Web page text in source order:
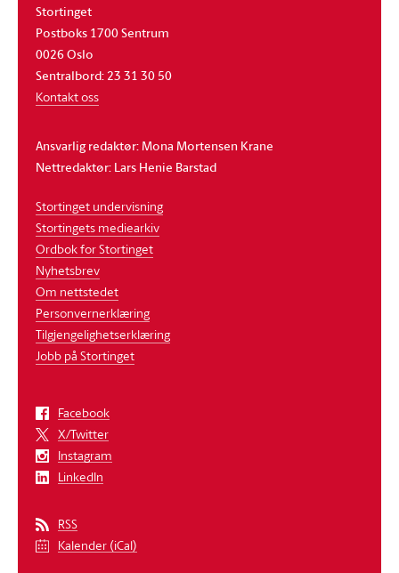
Stortinget
Postboks 1700 Sentrum
0026 Oslo
Sentralbord: 23 31 30 50
Kontakt oss
Ansvarlig redaktør: Mona Mortensen Krane
Nettredaktør: Lars Henie Barstad
Stortinget undervisning
Stortingets mediearkiv
Ordbok for Stortinget
Nyhetsbrev
Om nettstedet
Personvernerklæring
Tilgjengelighetserklæring
Jobb på Stortinget
Facebook
X/Twitter
Instagram
LinkedIn
RSS
Kalender (iCal)